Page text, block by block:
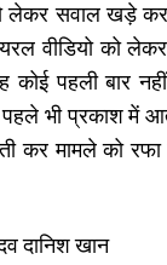
लेकर सवाल खड़े
वीडियो को
कोई पहली बार
भी प्रकाश में
कर मामले को
दानिश खान